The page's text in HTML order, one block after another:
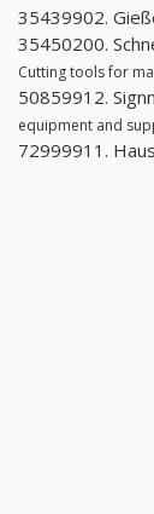
35439902.
35450200.
Cutting tools for
50859912.
equipment and
72999911.